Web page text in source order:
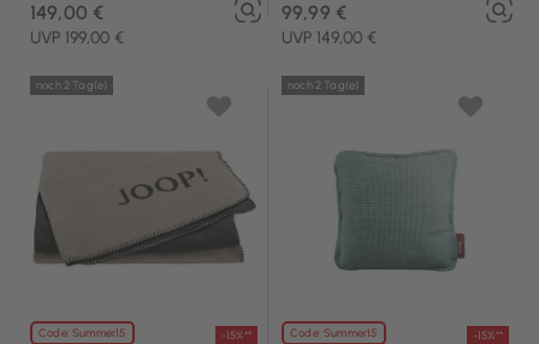
UVP 199,00 €
149,00 €
UVP 149,00 €
99,99 €
Code: Summer15 -15%**
noch 2 Tag(e)
Code: Summer15 -15%**
noch 2 Tag(e)